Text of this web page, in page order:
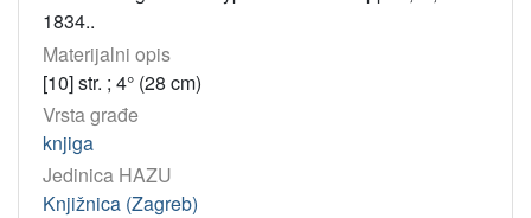
građe
tekst
456
TEXT
1834..
Materijalni opis
[10] str. ; 4° (28 cm)
Vrsta građe
knjiga
Jedinica HAZU
Knjižnica (Zagreb)